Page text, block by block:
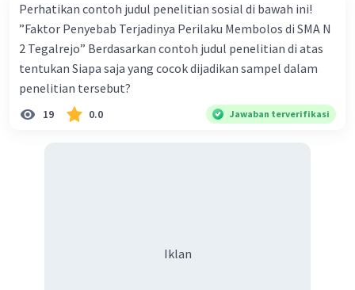
Sosiologi merupakan ilmu pengetahuan yang kategoris.
Hal tersebut berarti sosiologi membatasi diri dengan
apa yang terjadi (das sein) dan bukan apa yang
seharusnya terjadi (das sollen).
Perhatikan contoh judul penelitian sosial di bawah ini!
”Faktor Penyebab Terjadinya Perilaku Membolos di SMA N
2 Tegalrejo” Berdasarkan contoh judul penelitian di atas
tentukan Siapa saja yang cocok dijadikan sampel dalam
penelitian tersebut?
19 0.0 Jawaban terverifikasi
Iklan